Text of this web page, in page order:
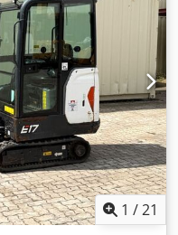
1 /21